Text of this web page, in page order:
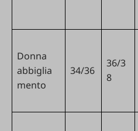
Donna
abbiglia
mento
34/36
36/3
8